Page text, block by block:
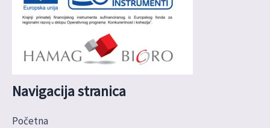
Navigacija stranica
Početna